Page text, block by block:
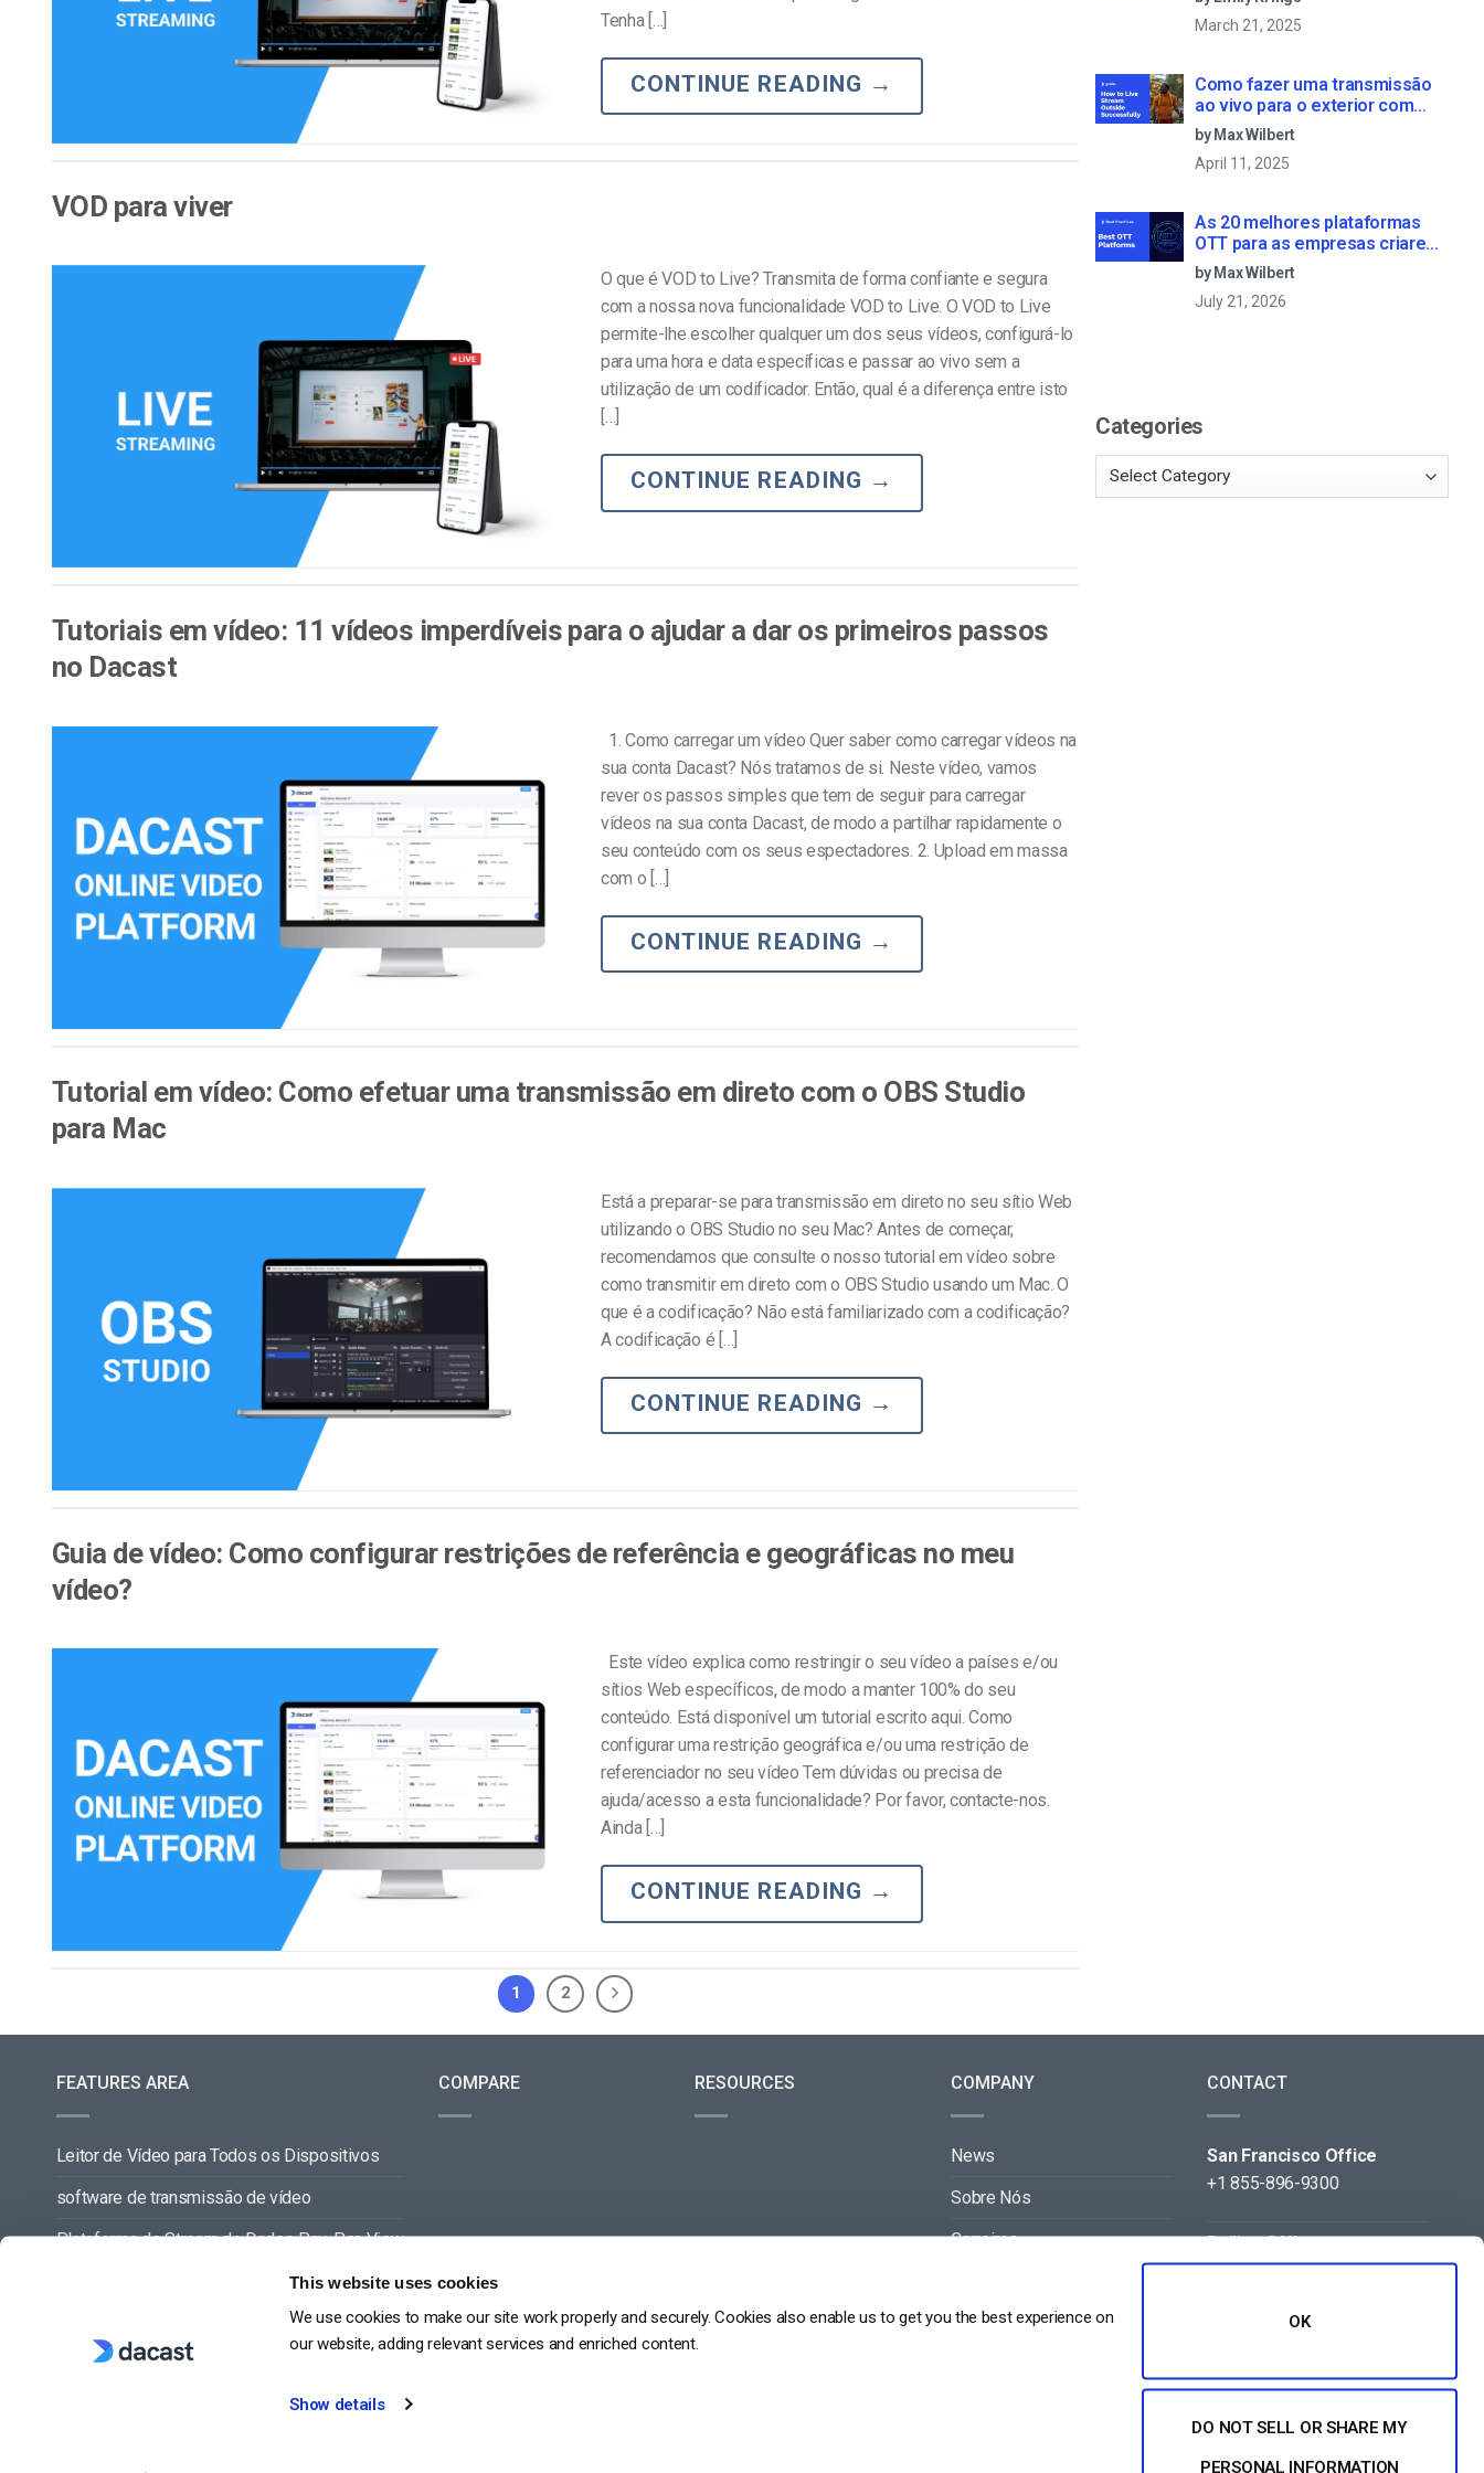
This website uses cookies
We use cookies to make our site work properly and securely. Cookies also enable us to get you the best experience on
our website, adding relevant services and enriched content.
Show details
OK
DO NOT SELL OR SHARE MY
PERSONAL INFORMATION
Alojamento de Vídeo Online
Video CMS
Privacidade e Segurança
Análise de Vídeo
Marketing em Vídeo
Tenha […]
CONTINUE READING →
VOD para viver
O que é VOD to Live? Transmita de forma confiante e segura
com a nossa nova funcionalidade VOD to Live. O VOD to Live
permite-lhe escolher qualquer um dos seus vídeos, configurá-lo
para uma hora e data específicas e passar ao vivo sem a
utilização de um codificador. Então, qual é a diferença entre isto
[…]
CONTINUE READING →
Tutoriais em vídeo: 11 vídeos imperdíveis para o ajudar a dar os primeiros passos
no Dacast
1. Como carregar um vídeo Quer saber como carregar vídeos na
sua conta Dacast? Nós tratamos de si. Neste vídeo, vamos
rever os passos simples que tem de seguir para carregar
vídeos na sua conta Dacast, de modo a partilhar rapidamente o
seu conteúdo com os seus espectadores. 2. Upload em massa
com o […]
CONTINUE READING →
Tutorial em vídeo: Como efetuar uma transmissão em direto com o OBS Studio
para Mac
Está a preparar-se para transmissão em direto no seu sítio Web
utilizando o OBS Studio no seu Mac? Antes de começar,
recomendamos que consulte o nosso tutorial em vídeo sobre
como transmitir em direto com o OBS Studio usando um Mac. O
que é a codificação? Não está familiarizado com a codificação?
A codificação é […]
CONTINUE READING →
Guia de vídeo: Como configurar restrições de referência e geográficas no meu
vídeo?
Este vídeo explica como restringir o seu vídeo a países e/ou
sítios Web específicos, de modo a manter 100% do seu
conteúdo. Está disponível um tutorial escrito aqui. Como
configurar uma restrição geográfica e/ou uma restrição de
referenciador no seu vídeo Tem dúvidas ou precisa de
ajuda/acesso a esta funcionalidade? Por favor, contacte-nos.
Ainda […]
CONTINUE READING →
1 2
March 21, 2025
Como fazer uma transmissão
ao vivo para o exterior com
sucesso: Um guia passo-a-
passo [2021 Update]
by Max Wilbert
April 11, 2025
As 20 melhores plataformas
OTT para as empresas criarem
o seu próprio serviço de
streaming (2026)
by Max Wilbert
July 21, 2026
Categories
FEATURES AREA
Leitor de Vídeo para Todos os Dispositivos
software de transmissão de vídeo
Plataforma de Stream de Dados Pay-Per-View
COMPARE RESOURCES COMPANY
News
Sobre Nós
Carreiras
Parceiros
CONTACT
San Francisco Office
+1 855-896-9300
Beijing Office
+86 105-123-5043